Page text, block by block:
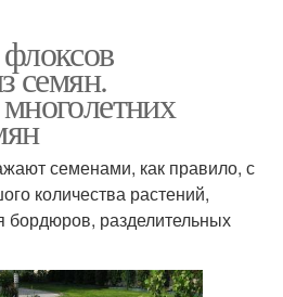
семян.
семенами, как правило, с
количества растений,
бордюров, разделительных